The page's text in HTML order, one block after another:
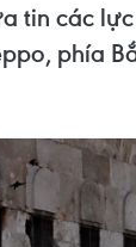
tin các
phía